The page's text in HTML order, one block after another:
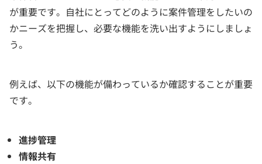
が重要です。自社にとってどのように案件管理をしたいの
かニーズを把握し、必要な機能を洗い出すようにしましょ
う。
例えば、以下の機能が備わっているか確認することが重要
です。
進捗管理
情報共有